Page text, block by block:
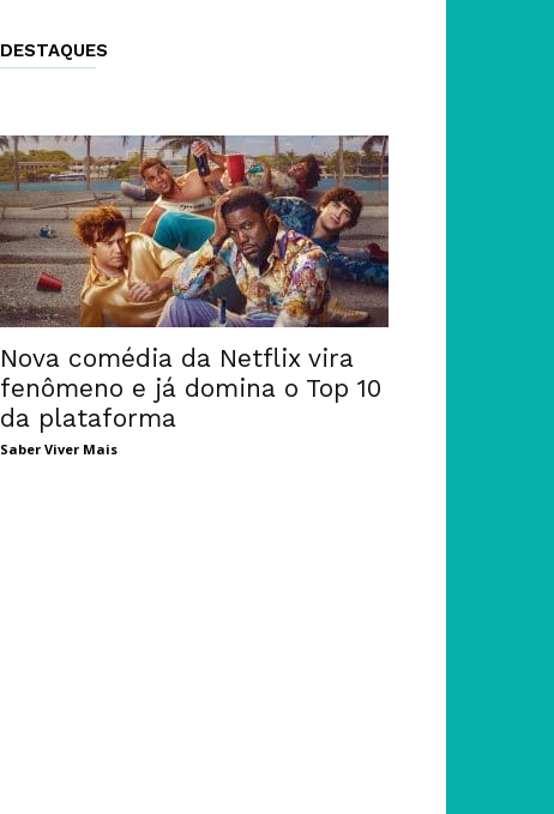
DESTAQUES
Nova comédia da Netflix vira
fenômeno e já domina o Top 10
da plataforma
Saber Viver Mais